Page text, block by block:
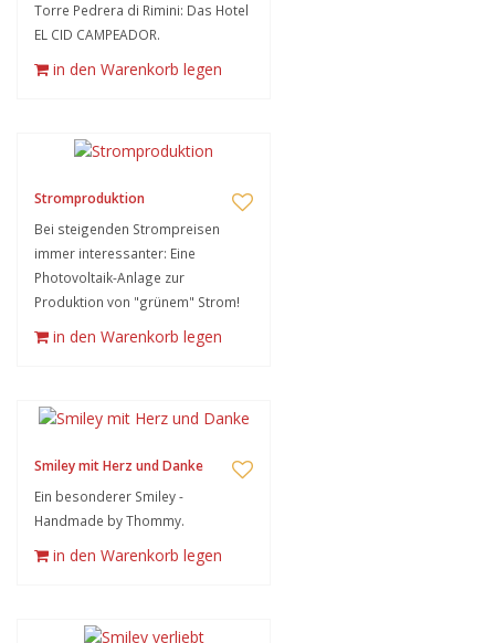
Torre Pedrera di Rimini: Das Hotel
EL CID CAMPEADOR.
in den Warenkorb legen
Stromproduktion
Bei steigenden Strompreisen
immer interessanter: Eine
Photovoltaik-Anlage zur
Produktion von "grünem" Strom!
in den Warenkorb legen
Smiley mit Herz und Danke
Ein besonderer Smiley -
Handmade by Thommy.
in den Warenkorb legen